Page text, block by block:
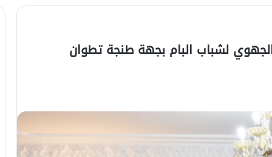
الجهوي لشباب البام بجهة طنجة تطوان